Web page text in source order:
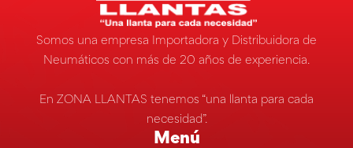
Somos una empresa Importadora y Distribuidora de
Neumáticos con más de 20 años de experiencia.
En ZONA LLANTAS tenemos “una llanta para cada
necesidad”.
Menú